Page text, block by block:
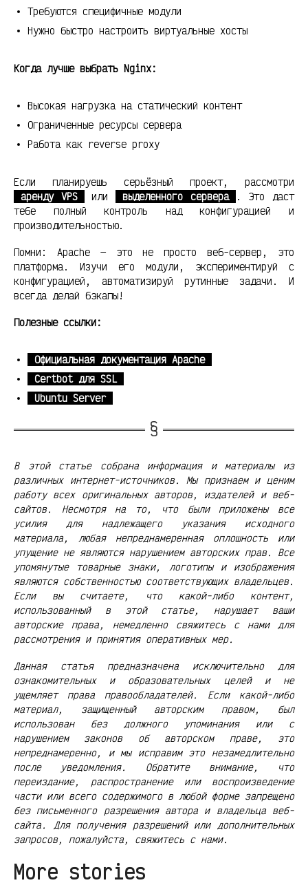
Требуются специфичные модули
Нужно быстро настроить виртуальные хосты
Когда лучше выбрать Nginx:
Высокая нагрузка на статический контент
Ограниченные ресурсы сервера
Работа как reverse proxy
Если планируешь серьёзный проект, рассмотри
аренду VPS
или выделенного сервера
. Это даст
тебе полный контроль над конфигурацией и
производительностью.
Помни: Apache — это не просто веб-сервер, это
платформа. Изучи его модули, экспериментируй с
конфигурацией, автоматизируй рутинные задачи. И
всегда делай бэкапы!
Полезные ссылки:
Официальная документация Apache
Certbot для SSL
Ubuntu Server
В этой статье собрана информация и материалы из
различных интернет-источников. Мы признаем и ценим
работу всех оригинальных авторов, издателей и веб-
сайтов. Несмотря на то, что были приложены все
усилия для надлежащего указания исходного
материала, любая непреднамеренная оплошность или
упущение не являются нарушением авторских прав. Все
упомянутые товарные знаки, логотипы и изображения
являются собственностью соответствующих владельцев.
Если вы считаете, что какой-либо контент,
использованный в этой статье, нарушает ваши
авторские права, немедленно свяжитесь с нами для
рассмотрения и принятия оперативных мер.
Данная статья предназначена исключительно для
ознакомительных и образовательных целей и не
ущемляет права правообладателей. Если какой-либо
материал, защищенный авторским правом, был
использован без должного упоминания или с
нарушением законов об авторском праве, это
непреднамеренно, и мы исправим это незамедлительно
после уведомления. Обратите внимание, что
переиздание, распространение или воспроизведение
части или всего содержимого в любой форме запрещено
без письменного разрешения автора и владельца веб-
сайта. Для получения разрешений или дополнительных
запросов, пожалуйста, свяжитесь с нами.
More stories